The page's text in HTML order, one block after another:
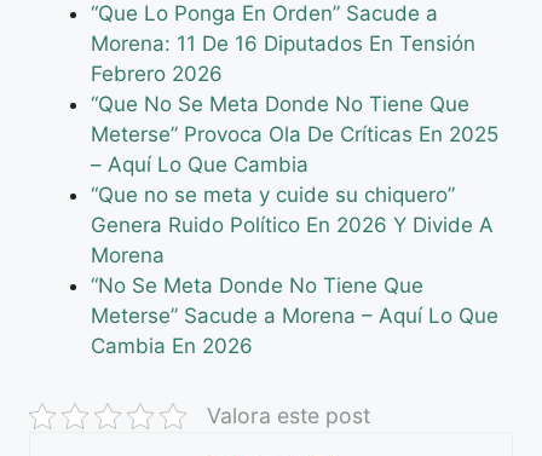
“Que Lo Ponga En Orden” Sacude a
Morena: 11 De 16 Diputados En Tensión
Febrero 2026
“Que No Se Meta Donde No Tiene Que
Meterse” Provoca Ola De Críticas En 2025
– Aquí Lo Que Cambia
“Que no se meta y cuide su chiquero”
Genera Ruido Político En 2026 Y Divide A
Morena
“No Se Meta Donde No Tiene Que
Meterse” Sacude a Morena – Aquí Lo Que
Cambia En 2026
Valora este post